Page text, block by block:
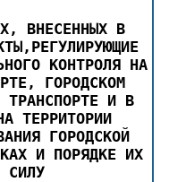
ВНЕСЕННЫХ В
КОНТРОЛЯ НА
ГОРОДСКОМ
ТРАНСПОРТЕ И В
ТЕРРИТОРИИ
ГОРОДСКОЙ
И ПОРЯДКЕ ИХ
СИЛУ